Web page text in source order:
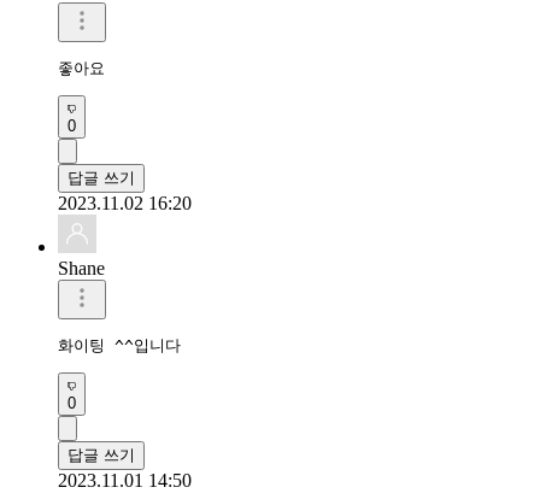
좋아요
0
답글 쓰기
2023.11.02 16:20
Shane
화이팅 ^^입니다
0
답글 쓰기
2023.11.01 14:50